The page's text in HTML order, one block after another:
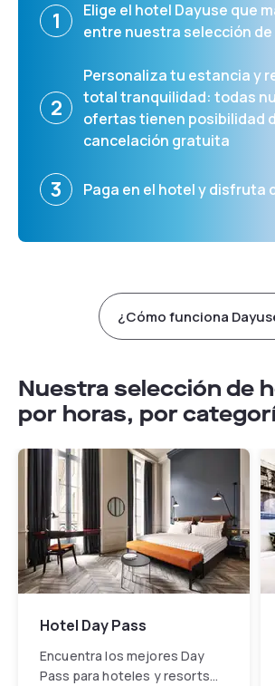
1
Elige el hotel Dayuse que
entre nuestra selección de
2
Personaliza tu estancia y
total tranquilidad: todas
ofertas tienen posibilidad
cancelación gratuita
3 Paga en el hotel y disfruta
¿Cómo funciona
Nuestra selección de
por horas, por
Hotel Day Pass
Encuentra los mejores Day
Pass para hoteles y resorts